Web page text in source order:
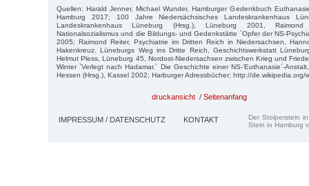
Quellen: Harald Jenner, Michael Wunder, Hamburger Gedenkbuch
Hamburg 2017; 100 Jahre Niedersächsisches Landeskrankenhaus
Landeskrankenhaus Lüneburg (Hrsg.), Lüneburg 2001,
Nationalsozialismus und die Bildungs- und Gedenkstätte `Opfer der NS-
2005; Raimond Reiter, Psychiatrie im Dritten Reich in Niedersachsen,
Hakenkreuz. Lüneburgs Weg ins Dritte Reich, Geschichtswerkstatt
Helmut Pless, Lüneburg 45, Nordost-Niedersachsen zwischen Krieg und
Winter `Verlegt nach Hadamar.´ Die Geschichte einer NS-‘Euthanasie´-
Hessen (Hrsg.), Kassel 2002; Harburger Adressbücher; http://de.wikipedia.org/
druckansicht / Seitenanfang
IMPRESSUM / DATENSCHUTZ KONTAKT
Der Stolperstein
Stein in Hamburg